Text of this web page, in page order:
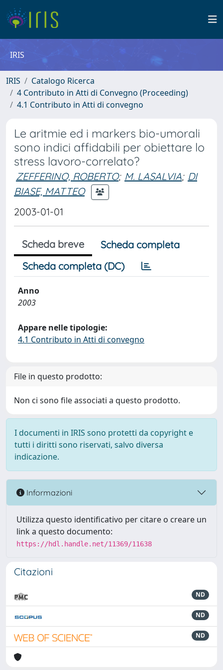
IRIS
IRIS
Catalogo Ricerca
4 Contributo in Atti di Convegno (Proceeding)
4.1 Contributo in Atti di convegno
Le aritmie ed i markers bio-umorali
sono indici affidabili per obiettare lo
stress lavoro-correlato?
ZEFFERINO, ROBERTO; M. LASALVIA; DI
BIASE, MATTEO
2003-01-01
Scheda breve
Scheda completa
Scheda completa (DC)
Anno
2003
Appare nelle tipologie:
4.1 Contributo in Atti di convegno
File in questo prodotto:
Non ci sono file associati a questo prodotto.
I documenti in IRIS sono protetti da copyright e
tutti i diritti sono riservati, salvo diversa
indicazione.
Informazioni
Utilizza questo identificativo per citare o creare un
link a questo documento:
https://hdl.handle.net/11369/11638
Citazioni
ND
ND
ND